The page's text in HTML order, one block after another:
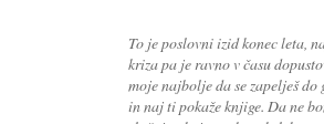
To je poslovni izid konec leta,
kriza pa je ravno v času
moje najbolje da se zapelješ do
in naj ti pokaže knjige. Da ne